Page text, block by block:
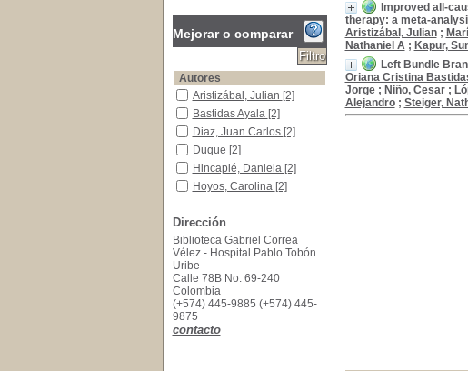
Improved all-
therapy: a meta-
Aristizábal, Julian;
Nathaniel A; Kapur,
Left Bundle
Oriana Cristina
Jorge; Niño, Cesar;
Alejandro; Steiger,
Mejorar o comparar
Autores
Aristizábal, Julian
Aristizábal, Julian [2]
Bastidas Ayala
Bastidas Ayala [2]
Diaz, Juan Carlos
Diaz, Juan Carlos [2]
DuqueDuque [2]
Hincapié, Daniela
Hincapié, Daniela [2]
Hoyos, Carolina
Hoyos, Carolina [2]
Koplan, Bruce A.
Koplan, Bruce A.
Marín, Jorge
Marín, Jorge[2]
Matos, Carlos D
Matos, Carlos D[2]
[+]
Título de publicación
JACC: Clinical Electrophysiology
JACC: Clinical
Electrophysiology
Dirección
Biblioteca Gabriel Correa
Vélez - Hospital Pablo Tobón
Uribe
Calle 78B No. 69-240
Colombia
(+574) 445-9885 (+574) 445-
9875
contacto